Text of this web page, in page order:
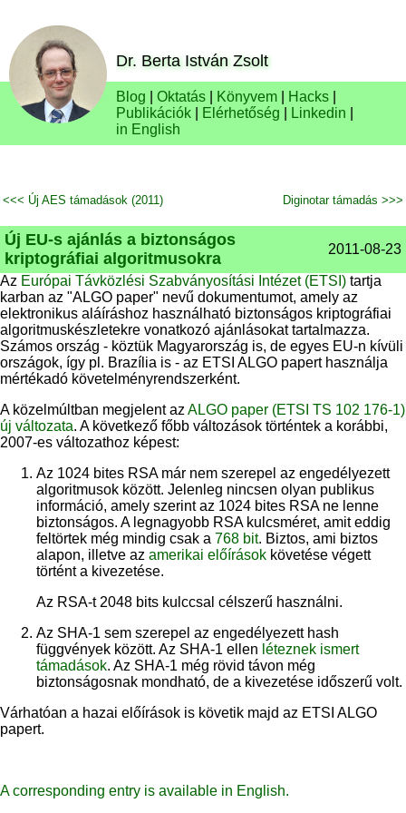
Dr. Berta István Zsolt
Blog Oktatás Könyvem Hacks
Publikációk
Elérhetőség Linkedin
in English
<<< Új AES támadások (2011) Diginotar támadás >>>
Új EU-s ajánlás a biztonságos
kriptográfiai algoritmusokra
2011-08-23
Az Európai Távközlési Szabványosítási Intézet (ETSI) tartja
karban az "ALGO paper" nevű dokumentumot, amely az
elektronikus aláíráshoz használható biztonságos kriptográfiai
algoritmuskészletekre vonatkozó ajánlásokat tartalmazza.
Számos ország - köztük Magyarország is, de egyes EU-n kívüli
országok, így pl. Brazília is - az ETSI ALGO papert használja
mértékadó követelményrendszerként.
A közelmúltban megjelent az ALGO paper (ETSI TS 102 176-1)
új változata. A következő főbb változások történtek a korábbi,
2007-es változathoz képest:
Az 1024 bites RSA már nem szerepel az engedélyezett
algoritmusok között. Jelenleg nincsen olyan publikus
információ, amely szerint az 1024 bites RSA ne lenne
biztonságos. A legnagyobb RSA kulcsméret, amit eddig
feltörtek még mindig csak a 768 bit. Biztos, ami biztos
alapon, illetve az amerikai előírások követése végett
történt a kivezetése.
Az RSA-t 2048 bits kulccsal célszerű használni.
Az SHA-1 sem szerepel az engedélyezett hash
függvények között. Az SHA-1 ellen léteznek ismert
támadások. Az SHA-1 még rövid távon még
biztonságosnak mondható, de a kivezetése időszerű volt.
Várhatóan a hazai előírások is követik majd az ETSI ALGO
papert.
A corresponding entry is available in English.